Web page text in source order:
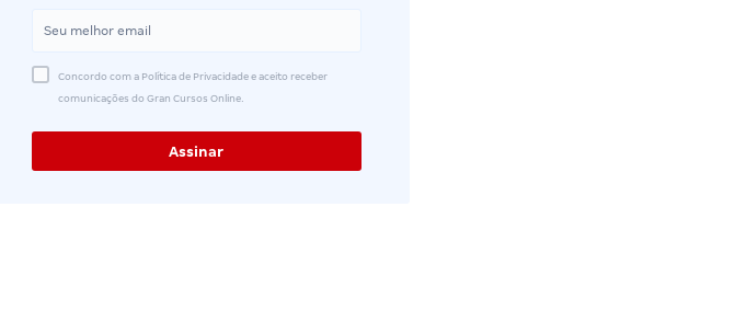
Concordo com a Política de Privacidade e aceito receber
comunicações do Gran Cursos Online.